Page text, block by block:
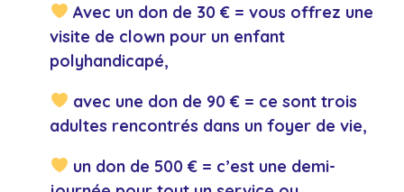
Avec un don de 30 € = vous offrez une
visite de clown pour un enfant
polyhandicapé,
avec une don de 90 € = ce sont trois
adultes rencontrés dans un foyer de vie,
un don de 500 € = c’est une demi-